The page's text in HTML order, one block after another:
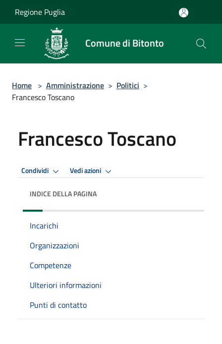
Regione Puglia
Comune di Bitonto
Home > Amministrazione > Politici >
Francesco Toscano
Francesco Toscano
Condividi Vedi azioni
INDICE DELLA PAGINA
Incarichi
Organizzazioni
Competenze
Ulteriori informazioni
Punti di contatto